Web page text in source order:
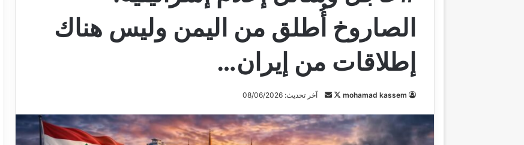
الصاروخ أُطلق من اليمن وليس هناك
إطلاقات من إيران…
mohamad kassem
ت
ب
ع
س
ل
آخر تحديث: 08/06/2026